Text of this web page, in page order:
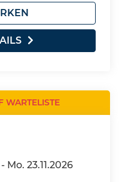
WARTELISTE
Mo. 23.11.2026